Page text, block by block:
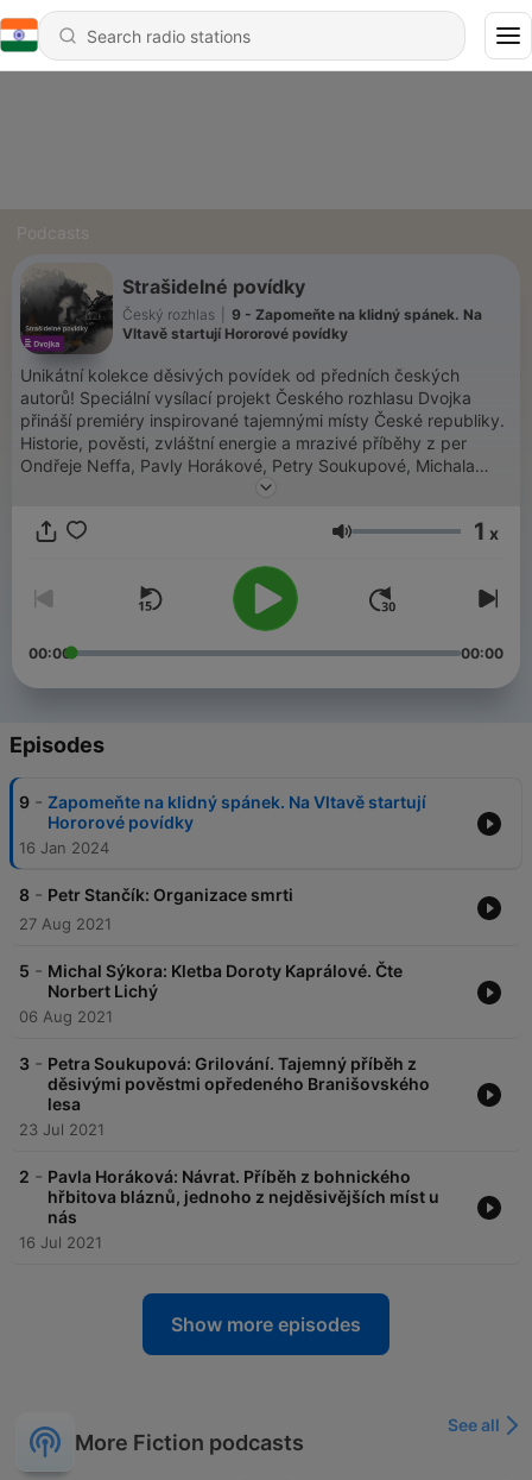
Podcasts
Strašidelné povídky
Český rozhlas
9 - Zapomeňte na klidný spánek. Na
Vltavě startují Hororové povídky
Unikátní kolekce děsivých povídek od předních českých
autorů! Speciální vysílací projekt Českého rozhlasu Dvojka
přináší premiéry inspirované tajemnými místy České republiky.
Historie, pověsti, zvláštní energie a mrazivé příběhy z per
Ondřeje Neffa, Pavly Horákové, Petry Soukupové, Michala
Sýkory, Arnošta Golflama, Terezy Verecké a Richarda Klíčníka,
poslouchat v mobilní aplikaci mujRozhlas pro
nebo na webu
mujRozhlas.cz
Volume 1 x
00:00 00:00
Episodes
9 - Zapomeňte na klidný spánek. Na Vltavě startují
Hororové povídky
16 Jan 2024
8 - Petr Stančík: Organizace smrti
27 Aug 2021
5 - Michal Sýkora: Kletba Doroty Kaprálové. Čte
Norbert Lichý
06 Aug 2021
3 - Petra Soukupová: Grilování. Tajemný příběh z
děsivými pověstmi opředeného Branišovského
lesa
23 Jul 2021
2 - Pavla Horáková: Návrat. Příběh z bohnického
hřbitova bláznů, jednoho z nejděsivějších míst u
nás
16 Jul 2021
Show more episodes
More Fiction podcasts
See all